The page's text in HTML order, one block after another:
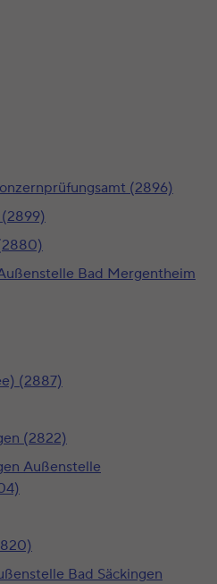
(2896)
Bad Mergentheim
(2887)
(2822)
Außenstelle
Bad Säckingen